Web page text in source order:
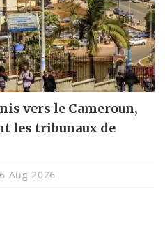
vers le Cameroun,
les tribunaux de
Aug 2026